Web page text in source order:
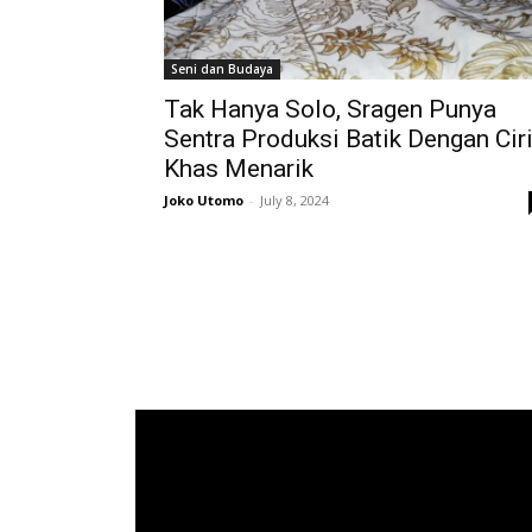
Seni dan Budaya
Tak Hanya Solo, Sragen Punya
Sentra Produksi Batik Dengan Ciri
Khas Menarik
Joko Utomo - July 8, 2024